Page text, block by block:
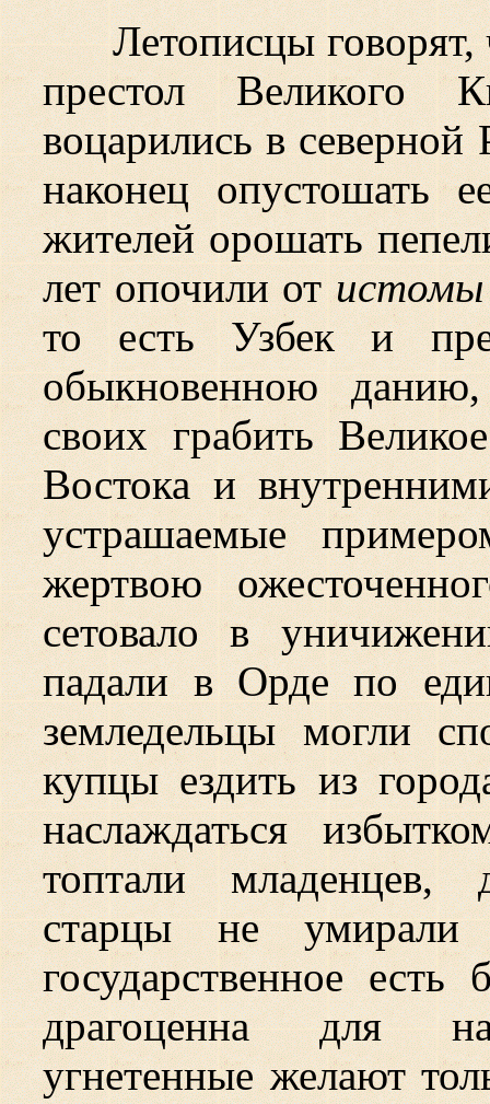
Летописцы
престол
воцарились в
наконец опустошать
жителей орошать
лет опочили отистомы
то есть Узбек и
обыкновенною
своих грабить
Востока и
устрашаемые
жертвою
сетовало в
падали в Орде по
земледельцы могли
купцы ездить из
наслаждаться
топтали младенцев,
старцы не
государственное есть
драгоценна для
угнетенные желают